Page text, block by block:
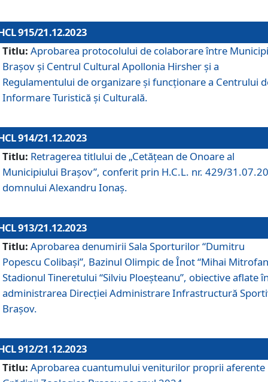
915/21.12.2023
Titlu: Aprobarea protocolului de colaborare între
Brașov și Centrul Cultural Apollonia Hirsher și a
Regulamentului de organizare și funcționare a Centrului
Informare Turistică și Culturală.
914/21.12.2023
Titlu: Retragerea titlului de „Cetățean de Onoare al
Municipiului Brașov”, conferit prin H.C.L. nr. 429/
domnului Alexandru Ionaș.
913/21.12.2023
Titlu: Aprobarea denumirii Sala Sporturilor “Dumitru
Popescu Colibași”, Bazinul Olimpic de Înot “Mihai
Stadionul Tineretului “Silviu Ploeșteanu”, obiective aflate
administrarea Direcției Administrare Infrastructură
Brașov.
912/21.12.2023
Titlu: Aprobarea cuantumului veniturilor proprii aferente